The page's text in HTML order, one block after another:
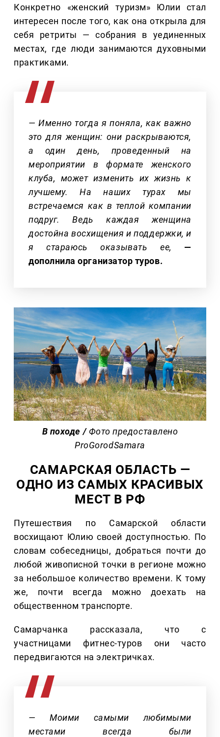
Конкретно «женский туризм» Юлии стал
интересен после того, как она открыла для
себя ретриты — собрания в уединенных
местах, где люди занимаются духовными
практиками.
— Именно тогда я поняла, как важно
это для женщин: они раскрываются,
а один день, проведенный на
мероприятии в формате женского
клуба, может изменить их жизнь к
лучшему. На наших турах мы
встречаемся как в теплой компании
подруг. Ведь каждая женщина
достойна восхищения и поддержки, и
я стараюсь оказывать ее, —
дополнила организатор туров.
В походе / Фото предоставлено
ProGorodSamara
САМАРСКАЯ ОБЛАСТЬ —
ОДНО ИЗ САМЫХ КРАСИВЫХ
МЕСТ В РФ
Путешествия по Самарской области
восхищают Юлию своей доступностью. По
словам собеседницы, добраться почти до
любой живописной точки в регионе можно
за небольшое количество времени. К тому
же, почти всегда можно доехать на
общественном транспорте.
Самарчанка рассказала, что с
участницами фитнес-туров они часто
передвигаются на электричках.
— Моими самыми любимыми
местами всегда были